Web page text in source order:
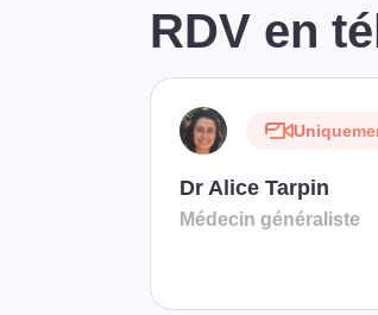
RDV en
Dr Alice Tarpin
Médecin généraliste